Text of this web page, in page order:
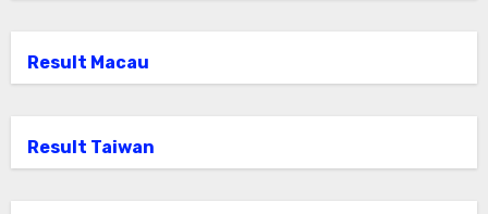
Result Macau
Result Taiwan